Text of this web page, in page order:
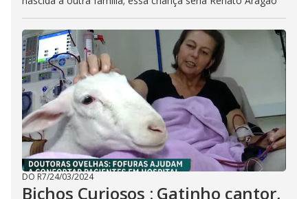
DO R7/24/03/2024
Bichos Curiosos : Gatinho cantor,